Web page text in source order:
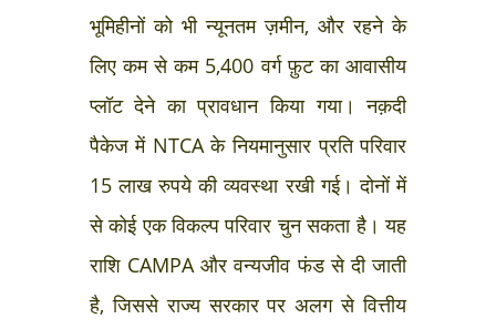
भूमिहीनों को भी न्यूनतम ज़मीन, और रहने के
लिए कम से कम 5,400 वर्ग फ़ुट का आवासीय
प्लॉट देने का प्रावधान किया गया। नक़दी
पैकेज में NTCA के नियमानुसार प्रति परिवार
15 लाख रुपये की व्यवस्था रखी गई। दोनों में
से कोई एक विकल्प परिवार चुन सकता है। यह
राशि CAMPA और वन्यजीव फंड से दी जाती
है, जिससे राज्य सरकार पर अलग से वित्तीय